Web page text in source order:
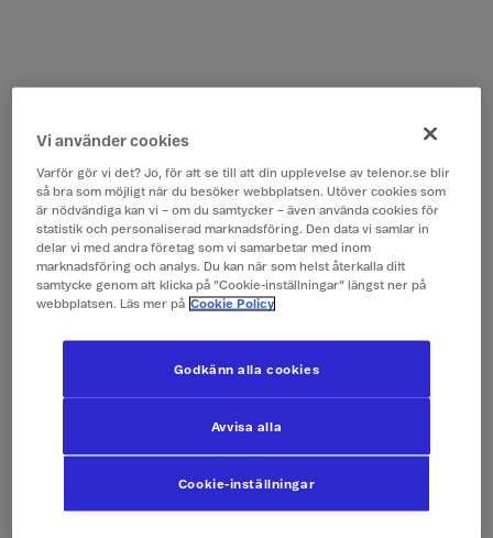
Vi använder cookies
Varför gör vi det? Jo, för att se till att din upplevelse av telenor.se blir
så bra som möjligt när du besöker webbplatsen. Utöver cookies som
är nödvändiga kan vi – om du samtycker – även använda cookies för
statistik och personaliserad marknadsföring. Den data vi samlar in
delar vi med andra företag som vi samarbetar med inom
marknadsföring och analys. Du kan när som helst återkalla ditt
samtycke genom att klicka på ”Cookie-inställningar” längst ner på
webbplatsen. Läs mer på Cookie Policy
Cookie-inställningar
Avvisa alla
Godkänn alla cookies